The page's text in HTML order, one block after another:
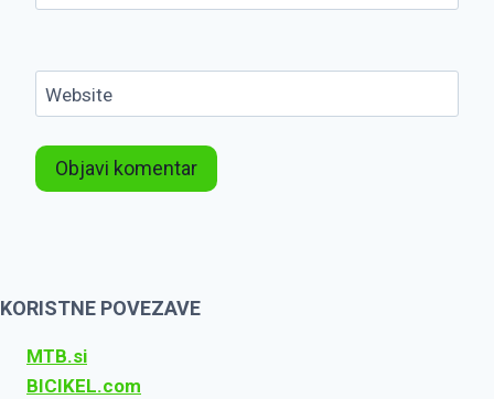
Website
KORISTNE POVEZAVE
MTB.si
BICIKEL.com